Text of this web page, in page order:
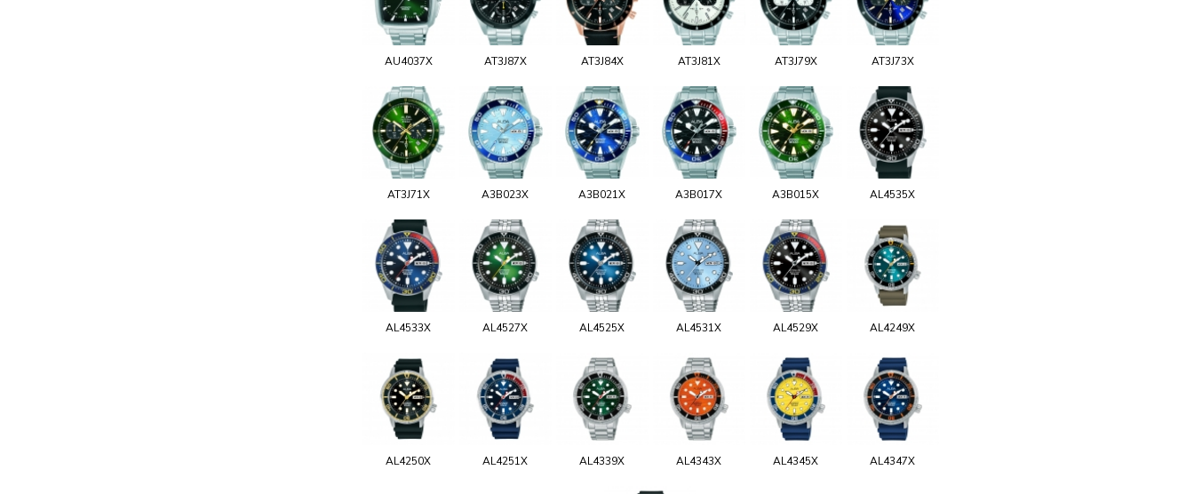
AU4037X AT3J87X AT3J84X AT3J81X AT3J79X AT3J73X
AT3J71X A3B023X A3B021X A3B017X A3B015X AL4535X
AL4533X AL4527X AL4525X AL4531X AL4529X AL4249X
AL4250X AL4251X AL4339X AL4343X AL4345X AL4347X